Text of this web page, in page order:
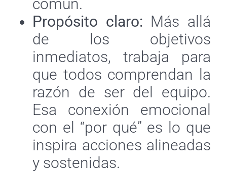
común.
Propósito claro: Más allá
de los objetivos
inmediatos, trabaja para
que todos comprendan la
razón de ser del equipo.
Esa conexión emocional
con el “por qué” es lo que
inspira acciones alineadas
y sostenidas.